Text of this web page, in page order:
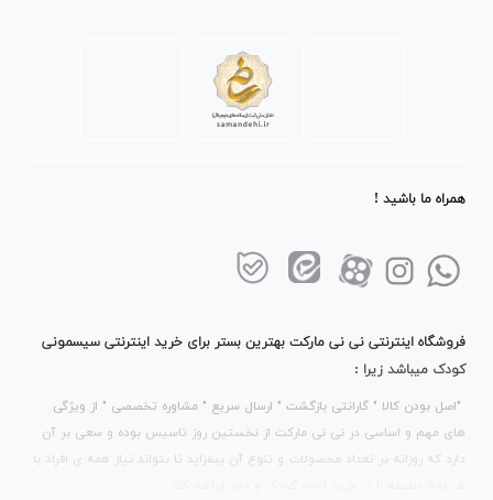
همراه ما باشید !
فروشگاه اینترنتی نی نی مارکت بهترین بستر برای خرید اینترنتی سیسمونی
کودک میباشد زیرا :
"اصل بودن کالا " گارانتی بازگشت " ارسال سریع " مشاوره تخصصی " از ویژگی
های مهم و اساسی در نی نی مارکت از نخستین روز تاسیس بوده و سعی بر آن
دارد که روزانه بر تعداد محصولات و تنوع آن بیفزاید تا بتواند نیاز همه ی افراد با